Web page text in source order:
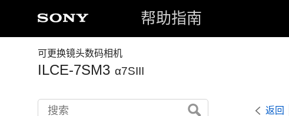
帮助指南
可更换镜头数码相机
ILCE-7SM3 α7SIII
返回